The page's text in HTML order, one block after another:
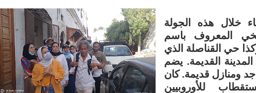
خلال هذه الجولة
المعروف باسم
حي القناصلة الذي
القديمة. يضم
ومنازل قديمة. كان
للأوروبيين